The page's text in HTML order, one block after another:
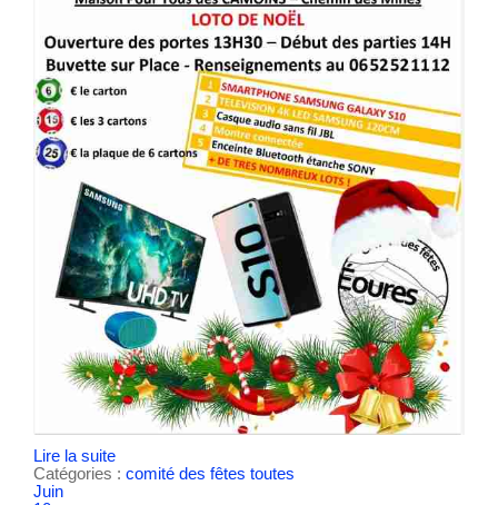
Lire la suite
Catégories : comité des fêtes toutes
Juin